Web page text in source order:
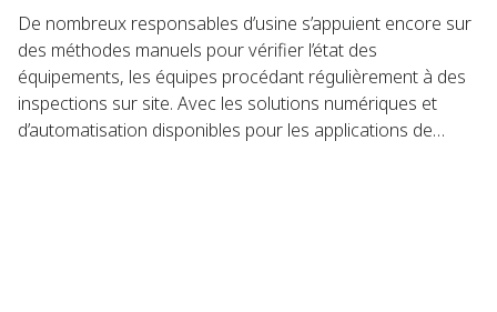
De nombreux responsables d’usine s’appuient encore sur
des méthodes manuels pour vérifier l’état des
équipements, les équipes procédant régulièrement à des
inspections sur site. Avec les solutions numériques et
d’automatisation disponibles pour les applications de